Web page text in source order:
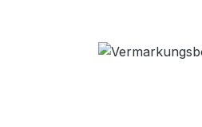
Bildergalerie überspringen